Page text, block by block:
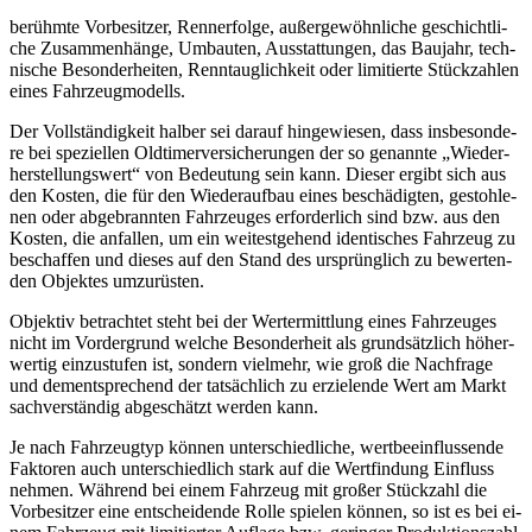
be­rühm­te Vor­be­sit­zer, Renn­erfol­ge, au­ßer­ge­wöhn­li­che ge­schicht­li­
che Zu­sam­men­hän­ge, Um­bau­ten, Aus­stat­tun­gen, das Bau­jahr, tech­
ni­sche Be­son­der­hei­ten, Renn­taug­lich­keit oder li­mi­tier­te Stück­zah­len
ei­nes Fahr­zeug­mo­dells.
Der Voll­stän­dig­keit hal­ber sei dar­auf hin­ge­wie­sen, dass ins­be­son­de­
re bei spe­zi­el­len Old­ti­mer­ver­si­che­run­gen der so ge­nann­te „Wie­der­
her­stel­lungs­wert“ von Be­deu­tung sein kann. Die­ser er­gibt sich aus
den Kos­ten, die für den Wie­der­auf­bau ei­nes be­schä­dig­ten, ge­stoh­le­
nen oder ab­ge­brann­ten Fahr­zeu­ges er­for­der­lich sind bzw. aus den
Kos­ten, die an­fal­len, um ein wei­test­ge­hend iden­ti­sches Fahr­zeug zu
be­schaf­fen und die­ses auf den Stand des ur­sprüng­lich zu be­wer­ten­
den Ob­jek­tes um­zu­rüs­ten.
Ob­jek­tiv be­trach­tet steht bei der Wert­ermitt­lung ei­nes Fahr­zeu­ges
nicht im Vor­der­grund wel­che Be­son­der­heit als grund­sätz­lich hö­her­
wer­tig ein­zu­stu­fen ist, son­dern viel­mehr, wie groß die Nach­fra­ge
und dem­entspre­chend der tat­säch­lich zu er­zie­len­de Wert am Markt
sach­ver­stän­dig ab­ge­schätzt wer­den kann.
Je nach Fahr­zeug­typ kön­nen un­ter­schied­li­che, wert­be­ein­flus­sen­de
Fak­to­ren auch un­ter­schied­lich stark auf die Wert­fin­dung Ein­fluss
neh­men. Wäh­rend bei ei­nem Fahr­zeug mit gro­ßer Stück­zahl die
Vor­be­sit­zer ei­ne ent­schei­den­de Rol­le spie­len kön­nen, so ist es bei ei­